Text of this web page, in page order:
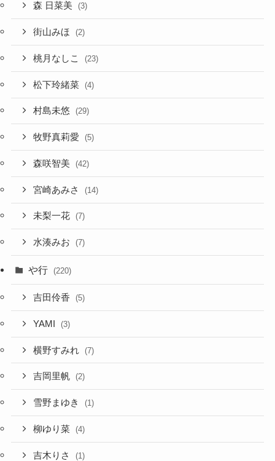
森 日菜美 (3)
街山みほ (2)
桃月なしこ (23)
松下玲緒菜 (4)
村島未悠 (29)
牧野真莉愛 (5)
森咲智美 (42)
宮崎あみさ (14)
未梨一花 (7)
水湊みお (7)
や行 (220)
吉田伶香 (5)
YAMI (3)
横野すみれ (7)
吉岡里帆 (2)
雪野まゆき (1)
柳ゆり菜 (4)
吉木りさ (1)